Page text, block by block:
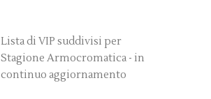
Lista di VIP suddivisi per
Stagione Armocromatica - in
continuo aggiornamento